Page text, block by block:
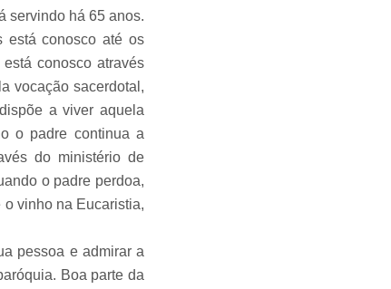
servindo há 65 anos.
está conosco até os
conosco através
vocação sacerdotal,
a viver aquela
o padre continua a
do ministério de
o padre perdoa,
vinho na Eucaristia,
pessoa e admirar a
Boa parte da